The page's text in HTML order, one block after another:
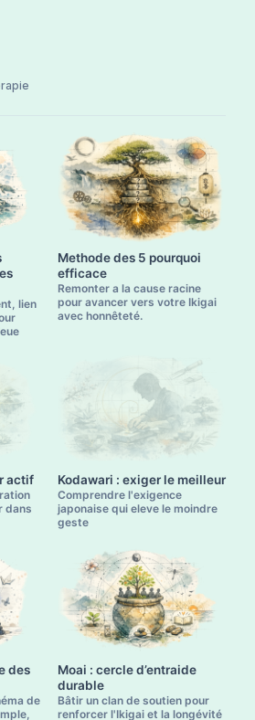
lien
Methode des 5 pourquoi
efficace
Remonter a la cause racine
pour avancer vers votre Ikigai
avec honnêteté.
actif
dans
Kodawari : exiger le meilleur
Comprendre l'exigence
japonaise qui eleve le moindre
geste
des
de
Moai : cercle d’entraide
durable
Bâtir un clan de soutien pour
renforcer l'Ikigai et la longévité